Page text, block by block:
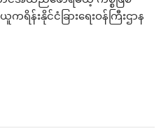
းနိုင်ငံခြားရေးဝန်ကြီးဌာန